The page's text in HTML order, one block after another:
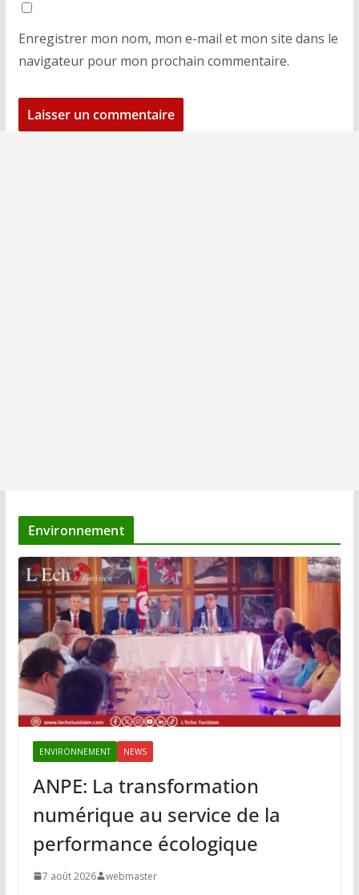
Enregistrer mon nom, mon e-mail et mon site dans le
navigateur pour mon prochain commentaire.
Environnement
ENVIRONNEMENT NEWS
ANPE: La transformation
numérique au service de la
performance écologique
7 août 2026 webmaster